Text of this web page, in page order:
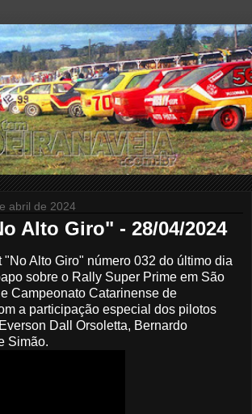
abril de 2024
Alto Giro" - 28/04/2024
Alto Giro" número 032 do último dia
sobre o Rally Super Prime em São
Campeonato Catarinense de
a participação especial dos pilotos
Dall Orsoletta, Bernardo
Simão.